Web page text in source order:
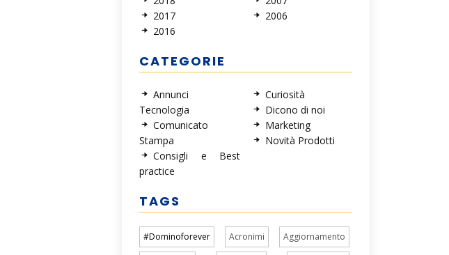
2017
2016
2006
CATEGORIE
Annunci
Tecnologia
Comunicato
Stampa
Consigli e Best
practice
Curiosità
Dicono di noi
Marketing
Novità Prodotti
TAGS
#Dominoforever Acronimi Aggiornamento